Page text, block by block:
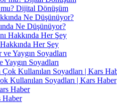
Dijital Dönüşüm
Ne Düşünüyor?
Her Şey
Yaygın Soyadları
Kullanılan Soyadları | Kars Haber
Haber